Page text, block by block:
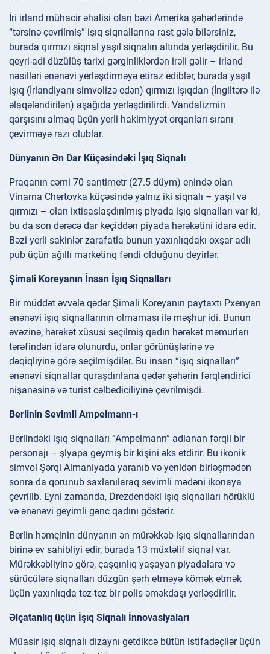
İri irland mühacir əhalisi olan bəzi Amerika şəhərlərində
“tərsinə çevrilmiş” işıq siqnallarına rast gələ bilərsiniz,
burada qırmızı siqnal yaşıl siqnalın altında yerləşdirilir. Bu
qeyri-adi düzülüş tarixi gərginliklərdən irəli gəlir – irland
nəsilləri ənənəvi yerləşdirməyə etiraz ediblər, burada yaşıl
işıq (İrlandiyanı simvolizə edən) qırmızı işıqdan (İngiltərə ilə
əlaqələndirilən) aşağıda yerləşdirilirdi. Vandalizmin
qarşısını almaq üçün yerli hakimiyyət orqanları sıranı
çevirməyə razı olublar.
Dünyanın Ən Dar Küçəsindəki İşıq Siqnalı
Praqanın cəmi 70 santimetr (27.5 düym) enində olan
Vinarna Chertovka küçəsində yalnız iki siqnalı – yaşıl və
qırmızı – olan ixtisaslaşdırılmış piyada işıq siqnalları var ki,
bu da son dərəcə dar keçiddən piyada hərəkətini idarə edir.
Bəzi yerli sakinlər zarafatla bunun yaxınlıqdakı oxşar adlı
pub üçün ağıllı marketinq fəndi olduğunu deyirlər.
Şimali Koreyanın İnsan İşıq Siqnalları
Bir müddət əvvələ qədər Şimali Koreyanın paytaxtı Pxenyan
ənənəvi işıq siqnallarının olmaması ilə məşhur idi. Bunun
əvəzinə, hərəkət xüsusi seçilmiş qadın hərəkət məmurları
tərəfindən idarə olunurdu, onlar görünüşlərinə və
dəqiqliyinə görə seçilmişdilər. Bu insan “işıq siqnalları”
ənənəvi siqnallar quraşdırılana qədər şəhərin fərqləndirici
nişanəsinə və turist cəlbediciliyinə çevrilmişdi.
Berlinin Sevimli Ampelmann-ı
Berlindəki işıq siqnalları “Ampelmann” adlanan fərqli bir
personajı – şlyapa geymiş bir kişini əks etdirir. Bu ikonik
simvol Şərqi Almaniyada yaranıb və yenidən birləşmədən
sonra da qorunub saxlanılaraq sevimli mədəni ikonaya
çevrilib. Eyni zamanda, Drezdendəki işıq siqnalları hörüklü
və ənənəvi geyimli gənc qadını göstərir.
Berlin həmçinin dünyanın ən mürəkkəb işıq siqnallarından
birinə ev sahibliyi edir, burada 13 müxtəlif siqnal var.
Mürəkkəbliyinə görə, çaşqınlıq yaşayan piyadalara və
sürücülərə siqnalları düzgün şərh etməyə kömək etmək
üçün yaxınlıqda tez-tez bir polis əməkdaşı yerləşdirilir.
Əlçatanlıq üçün İşıq Siqnalı İnnovasiyaları
Müasir işıq siqnalı dizaynı getdikcə bütün istifadəçilər üçün